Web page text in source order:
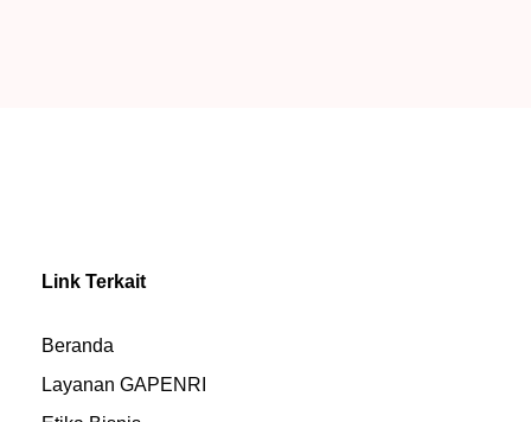
Link Terkait
Beranda
Layanan GAPENRI